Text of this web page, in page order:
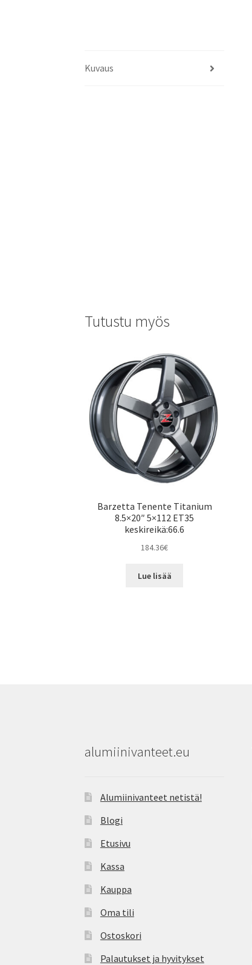
Kuvaus
Tutustu myös
Barzetta Tenente Titanium
8.5×20″ 5×112 ET35
keskireikä:66.6
184.36€
Lue lisää
alumiinivanteet.eu
Alumiinivanteet netistä!
Blogi
Etusivu
Kassa
Kauppa
Oma tili
Ostoskori
Palautukset ja hyvitykset